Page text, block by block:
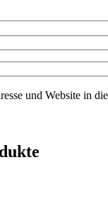
und Website in